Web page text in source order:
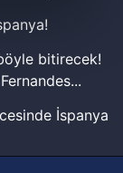
Bu
Ayarlar
bitirecek!
İspanya